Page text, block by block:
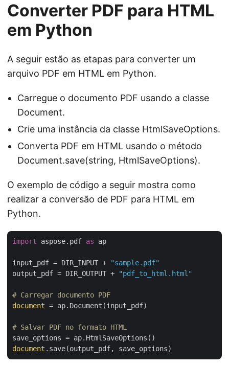
Converter PDF para HTML
em Python
A seguir estão as etapas para converter um
arquivo PDF em HTML em Python.
Carregue o documento PDF usando a classe
Document.
Crie uma instância da classe HtmlSaveOptions.
Converta PDF em HTML usando o método
Document.save(string, HtmlSaveOptions).
O exemplo de código a seguir mostra como
realizar a conversão de PDF para HTML em
Python.
import aspose.pdf as ap
input_pdf = DIR_INPUT +
"sample.pdf"
output_pdf = DIR_OUTPUT +
"pdf_to_html.html"
# Carregar documento PDF
document = ap.Document(input_pdf)
# Salvar PDF no formato HTML
document